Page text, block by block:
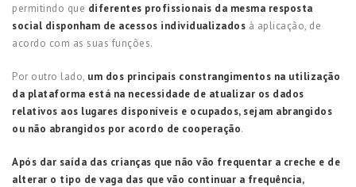
permitindo que diferentes profissionais da mesma resposta
social disponham de acessos individualizados à aplicação, de
acordo com as suas funções.
Por outro lado, um dos principais constrangimentos na utilização
da plataforma está na necessidade de atualizar os dados
relativos aos lugares disponíveis e ocupados, sejam abrangidos
ou não abrangidos por acordo de cooperação.
Após dar saída das crianças que não vão frequentar a creche e de
alterar o tipo de vaga das que vão continuar a frequência,